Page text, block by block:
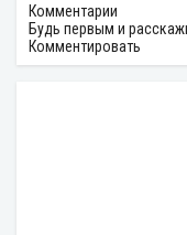
Комментарии
Будь первым и
Комментировать